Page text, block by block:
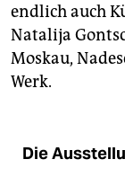
endlich auch
Natalija
Moskau,
Werk.
Die